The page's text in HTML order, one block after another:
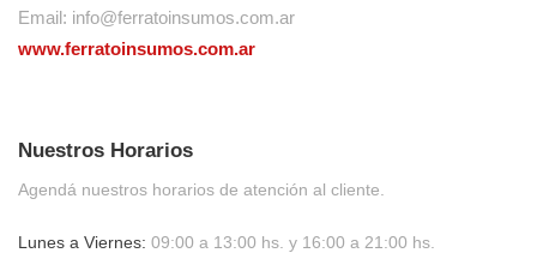
Email: info@ferratoinsumos.com.ar
www.ferratoinsumos.com.ar
Nuestros Horarios
Agendá nuestros horarios de atención al cliente.
Lunes a Viernes: 09:00 a 13:00 hs. y 16:00 a 21:00 hs.